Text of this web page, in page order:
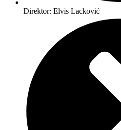
Direktor: Elvis Lacković